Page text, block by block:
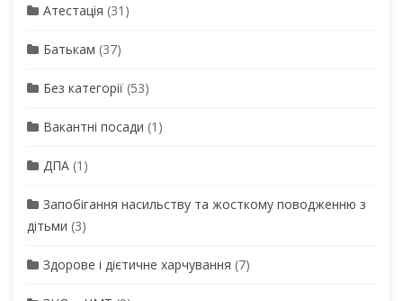
Атестація (31)
Батькам (37)
Без категорії (53)
Вакантні посади (1)
ДПА (1)
Запобігання насильству та жосткому поводженню з
дітьми (3)
Здорове і дієтичне харчування (7)